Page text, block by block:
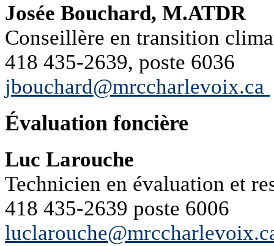
Josée Bouchard, M.ATDR
Conseillère en transition
418 435-2639, poste 6036
jbouchard@mrccharlevoix.ca
Évaluation foncière
Luc Larouche
Technicien en évaluation et
418 435-2639 poste 6006